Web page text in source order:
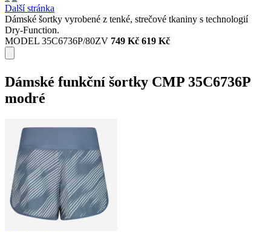
Další stránka
Dámské šortky vyrobené z tenké, strečové tkaniny s technologií
Dry-Function.
MODEL 35C6736P/80ZV 749 Kč 619 Kč
Dámské funkční šortky CMP 35C6736P
modré